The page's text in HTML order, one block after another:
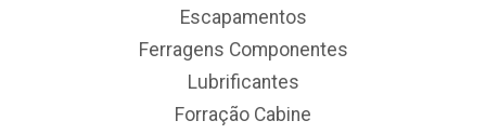
Escapamentos
Ferragens Componentes
Lubrificantes
Forração Cabine